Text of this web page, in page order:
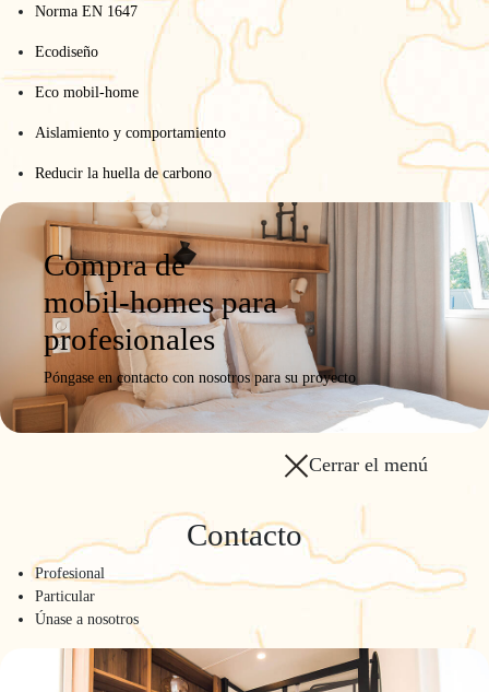
Norma EN 1647
Ecodiseño
Eco mobil-home
Aislamiento y comportamiento
Reducir la huella de carbono
Compra de
mobil-homes para
profesionales
Póngase en contacto con nosotros para su proyecto
Cerrar el menú
Contacto
Profesional
Particular
Únase a nosotros